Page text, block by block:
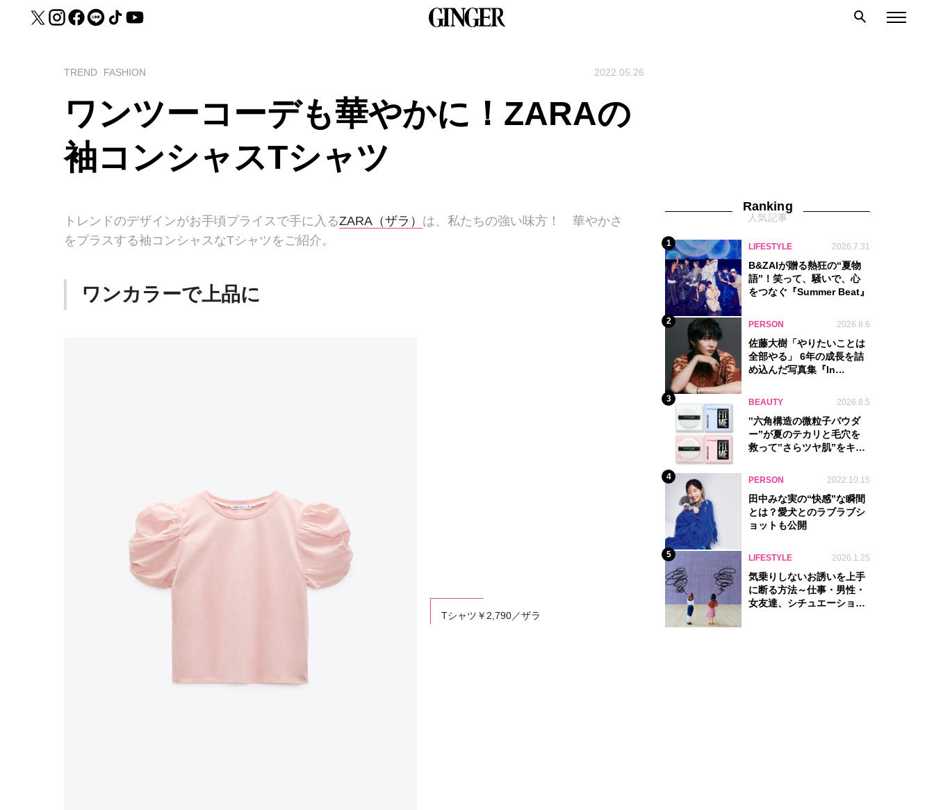
TREND FASHION 2022.05.26
ワンツーコーデも華やかに！ZARAの
袖コンシャスTシャツ
トレンドのデザインがお手頃プライスで手に入るZARA（ザラ） は、私たちの強い味方！ 華やかさ
をプラスする袖コンシャスなTシャツをご紹介。
ワンカラーで上品に
Tシャツ￥2,790／ザラ
Ranking
人気記事
1 LIFESTYLE 2026.7.31
B&ZAIが贈る熱狂の“夏物
語”！笑って、騒いで、心
をつなぐ『Summer Beat』
2 PERSON 2026.8.6
佐藤大樹「やりたいことは
全部やる」 6年の成長を詰
め込んだ写真集『In
3 BEAUTY 2026.8.5
‟六角構造の微粒子パウダ
ー”が夏のテカリと毛穴を
救って‟さらツヤ肌”をキー
4 PERSON 2022.10.15
田中みな実の“快感”な瞬間
とは？愛犬とのラブラブシ
ョットも公開
5 LIFESTYLE 2026.1.25
気乗りしないお誘いを上手
に断る方法～仕事・男性・
女友達、シチュエーション